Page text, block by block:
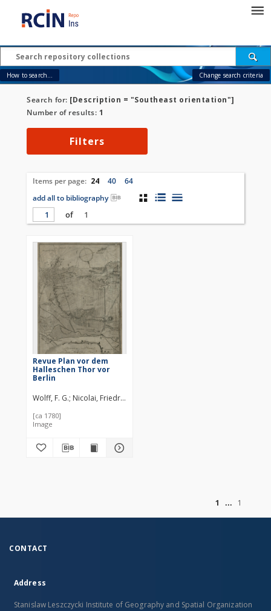
How to search... Change search criteria
Search for: [Description = "Southeast orientation"]
Number of results: 1
Filters
Items per page: 24 40
64
add all to bibliography
of
1
Revue Plan vor dem
Halleschen Thor vor
Berlin
Wolff, F. G. Nicolai, Friedrich (1733–1811)
[ca 1780]
Image
1
1
CONTACT
Address
Stanislaw Leszczycki Institute of Geography and Spatial Organization